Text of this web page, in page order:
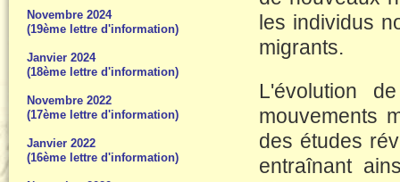
Novembre 2024
(19ème lettre d'information)
Janvier 2024
(18ème lettre d'information)
Novembre 2022
(17ème lettre d'information)
Janvier 2022
(16ème lettre d'information)
les individus
migrants.
L'évolution
mouvements
des études
entraînant